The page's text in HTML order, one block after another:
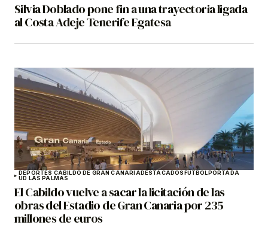
Silvia Doblado pone fin a una trayectoria ligada
al Costa Adeje Tenerife Egatesa
DEPORTES CABILDO DE GRAN CANARIADESTACADOSFÚTBOLPORTADA
UD LAS PALMAS
El Cabildo vuelve a sacar la licitación de las
obras del Estadio de Gran Canaria por 235
millones de euros